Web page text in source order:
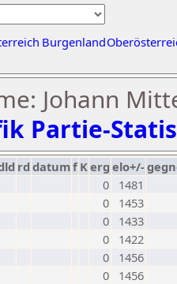
Burgenland
Johann
Partie-
rd datumf Kerg elo+/-
0
1481
0
1453
0
1433
0
1422
0
1456
0
1456